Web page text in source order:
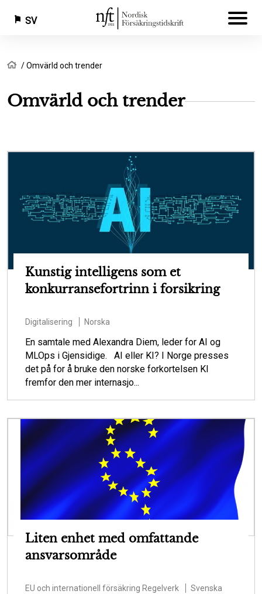
Hoppa
huvudinnehåll
SV
Länkstig
Hem
Omvärld och trender
Omvärld och trender
Kunstig intelligens som et
konkurransefortrinn i forsikring
Digitalisering Norska
En samtale med Alexandra Diem, leder for AI og
MLOps i Gjensidige. AI eller KI? I Norge presses
det på for å bruke den norske forkortelsen KI
fremfor den mer internasjo...
Liten enhet med omfattande
ansvarsområde
EU och internationell försäkring Regelverk Svenska